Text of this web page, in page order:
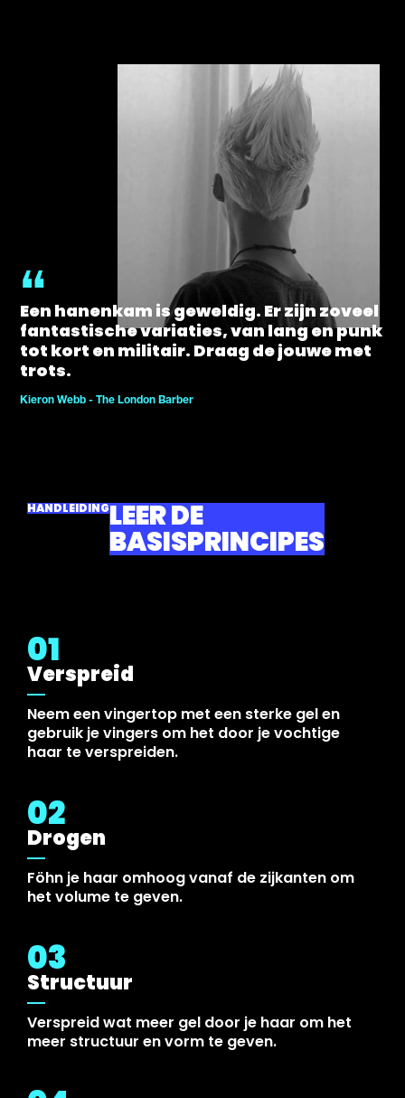
Een hanenkam is geweldig. Er zijn zoveel
fantastische variaties, van lang en punk
tot kort en militair. Draag de jouwe met
trots.
Kieron Webb - The London Barber
LEER DE
BASISPRINCIPES
HANDLEIDING
Verspreid
01
Neem een vingertop met een sterke gel en
gebruik je vingers om het door je vochtige
haar te verspreiden.
Drogen
02
Föhn je haar omhoog vanaf de zijkanten om
het volume te geven.
Structuur
03
Verspreid wat meer gel door je haar om het
meer structuur en vorm te geven.